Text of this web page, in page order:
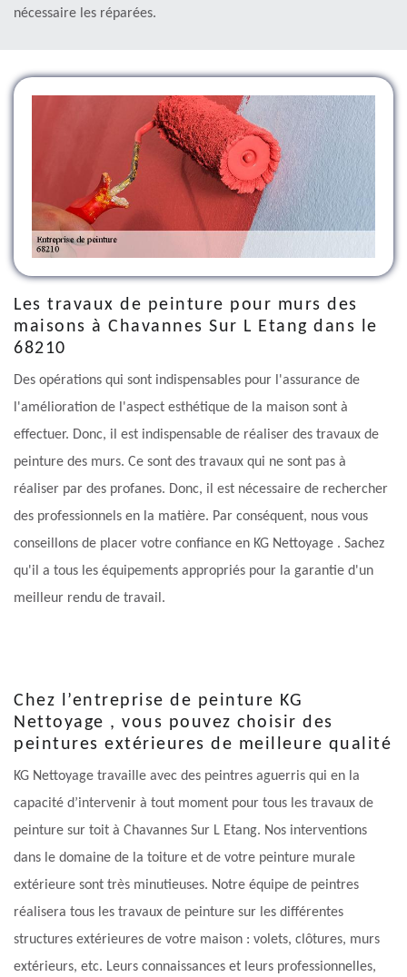
nécessaire les réparées.
Les travaux de peinture pour murs des
maisons à Chavannes Sur L Etang dans le
68210
Des opérations qui sont indispensables pour l'assurance de
l'amélioration de l'aspect esthétique de la maison sont à
effectuer. Donc, il est indispensable de réaliser des travaux de
peinture des murs. Ce sont des travaux qui ne sont pas à
réaliser par des profanes. Donc, il est nécessaire de rechercher
des professionnels en la matière. Par conséquent, nous vous
conseillons de placer votre confiance en KG Nettoyage . Sachez
qu'il a tous les équipements appropriés pour la garantie d'un
meilleur rendu de travail.
Chez l’entreprise de peinture KG
Nettoyage , vous pouvez choisir des
peintures extérieures de meilleure qualité
KG Nettoyage travaille avec des peintres aguerris qui en la
capacité d’intervenir à tout moment pour tous les travaux de
peinture sur toit à Chavannes Sur L Etang. Nos interventions
dans le domaine de la toiture et de votre peinture murale
extérieure sont très minutieuses. Notre équipe de peintres
réalisera tous les travaux de peinture sur les différentes
structures extérieures de votre maison : volets, clôtures, murs
extérieurs, etc. Leurs connaissances et leurs professionnelles,